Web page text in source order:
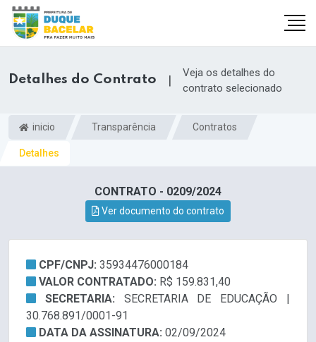
Detalhes do Contrato |
Veja os detalhes do
contrato selecionado
inicio Transparência Contratos
Detalhes
CONTRATO - 0209/2024
Ver documento do contrato
CPF/CNPJ: 35934476000184
VALOR CONTRATADO: R$ 159.831,40
SECRETARIA: SECRETARIA DE EDUCAÇÃO |
30.768.891/0001-91
DATA DA ASSINATURA: 02/09/2024